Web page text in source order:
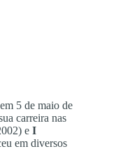
5 de maio de
carreira nas
e I
em diversos